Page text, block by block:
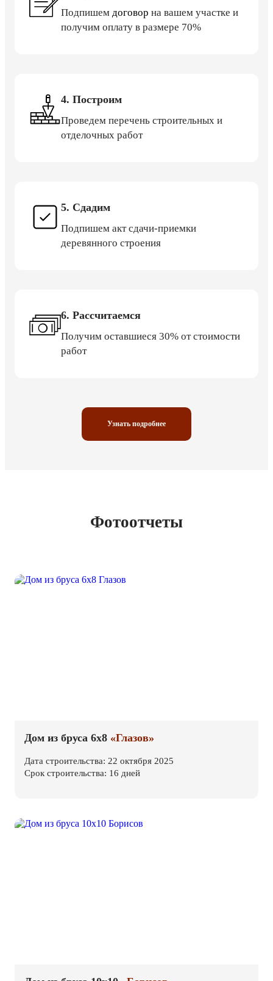
Подпишем договор на вашем участке и
получим оплату в размере 70%
4. Построим
Проведем перечень строительных и
отделочных работ
5. Сдадим
Подпишем акт сдачи-приемки
деревянного строения
6. Рассчитаемся
Получим оставшиеся 30% от стоимости
работ
Узнать подробнее
Фотоотчеты
Дом из бруса 6х8 «Глазов»
Дата строительства: 22 октября 2025
Срок строительства: 16 дней